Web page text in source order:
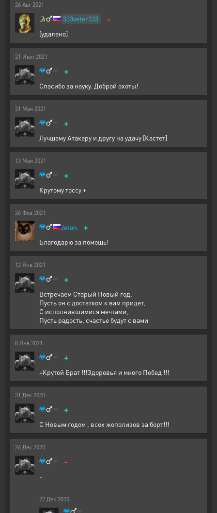
26 Авг 2021
333veter333 -
[удалено]
21 Июн 2021
+
Спасибо за науку. Доброй охоты!
31 Мая 2021
+
Лучшему Атакеру и другу на удачу [Кастет]
13 Мая 2021
+
Крутому тоссу +
26 Фев 2021
Jeton +
Благодарю за помощь!
12 Янв 2021
+
Встречаем Старый Новый год.
Пусть он с достатком к вам придет,
С исполнившимися мечтами,
Пусть радость, счастье будут с вами
8 Янв 2021
+
+Крутой Брат !!!Здоровья и много Побед !!!
31 Дек 2020
+
С Новым годом , всех жополизов за борт!!!
26 Дек 2020
-
-
27 Дек 2020